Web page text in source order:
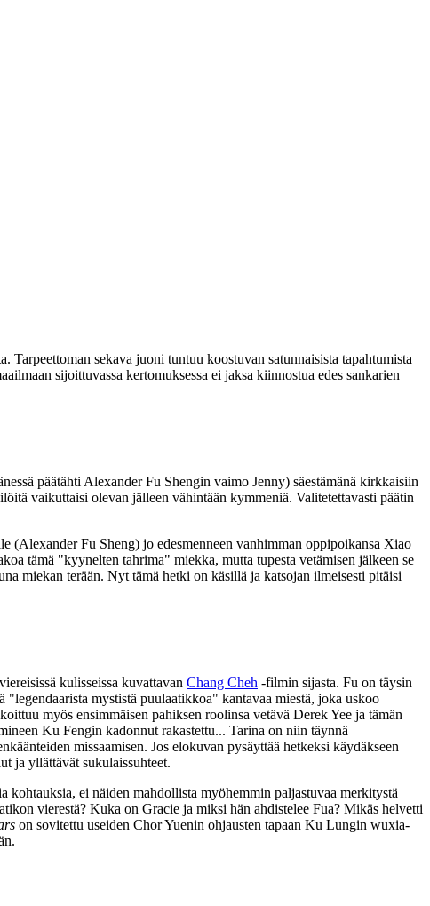
sekava juoni tuntuu koostuvan satunnaisista tapahtumista
sijoittuvassa kertomuksessa ei jaksa kiinnostua edes sankarien
päätähti Alexander Fu Shengin vaimo Jenny) säestämänä kirkkaisiin
vaikuttaisi olevan jälleen vähintään kymmeniä. Valitetettavasti päätin
(Alexander Fu Sheng) jo edesmenneen vanhimman oppipoikansa Xiao
tämä "kyynelten tahrima" miekka, mutta tupesta vetämisen jälkeen se
miekan terään. Nyt tämä hetki on käsillä ja katsojan ilmeisesti pitäisi
kulisseissa kuvattavan Chang Cheh ‑filmin sijasta. Fu on täysin
"legendaarista mystistä puulaatikkoa" kantavaa miestä, joka uskoo
myös ensimmäisen pahiksen roolinsa vetävä Derek Yee ja tämän
Ku Fengin kadonnut rakastettu... Tarina on niin täynnä
missaamisen. Jos elokuvan pysäyttää hetkeksi käydäkseen
ja yllättävät sukulaissuhteet.
kohtauksia, ei näiden mahdollista myöhemmin paljastuvaa merkitystä
vierestä? Kuka on Gracie ja miksi hän ahdistelee Fua? Mikäs helvetti
on sovitettu useiden Chor Yuenin ohjausten tapaan Ku Lungin wuxia-